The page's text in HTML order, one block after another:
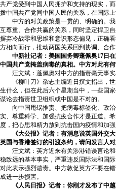
共产党受到中国人民拥护和支持的现实，
拨中国共产党同中国人民的关系，在国际
中方的对美政策是一贯的、明确的。我
互尊重、合作共赢的关系，同时坚定捍卫
摒弃冷战零和思维和意识形态偏见，正确
方相向而行，推动两国关系回到协调、合作
中新社记者：美国国务卿蓬佩奥17日
中国共产党掩盖病毒的真相。中方对此有何
汪文斌：蓬佩奥对中方的指责毫无事实
《柳叶刀》杂志主编近日撰文指出，世
生什么，但在此后六个星期当中，一些国
谋论去指责世卫组织或中国是不对的。
向中国甩锅推责、把病毒标签化、政治
实、尊重科学、加强抗疫合作才是正道。
度，把心思和精力放到抗击国内疫情和加强
《大公报》记者：有消息说英国外交
英国与香港签订的引渡条约，请问发言人
汪文斌：英方近来有关涉港错误言论和
稳致远的基本事实，严重违反国际法和国
对此表示强烈谴责。中方敦促英方不要在
成进一步损害。
《人民日报》记者：你刚才发布了中